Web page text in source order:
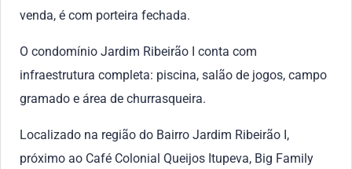
venda, é com porteira fechada.
O condomínio Jardim Ribeirão I conta com
infraestrutura completa: piscina, salão de jogos, campo
gramado e área de churrasqueira.
Localizado na região do Bairro Jardim Ribeirão I,
próximo ao Café Colonial Queijos Itupeva, Big Family